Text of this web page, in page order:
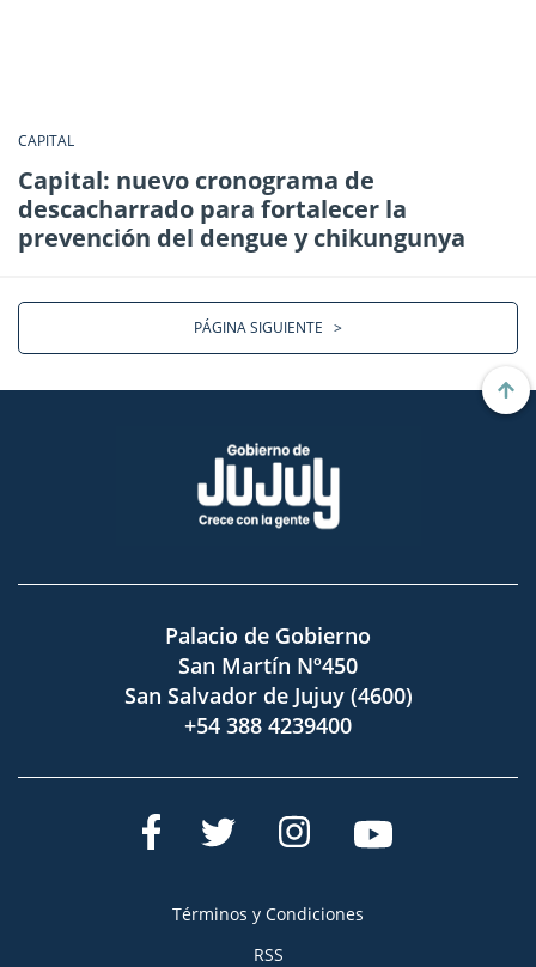
CAPITAL
Capital: nuevo cronograma de
descacharrado para fortalecer la
prevención del dengue y chikungunya
PÁGINA SIGUIENTE >
Palacio de Gobierno
San Martín Nº450
San Salvador de Jujuy (4600)
+54 388 4239400
Términos y Condiciones
RSS